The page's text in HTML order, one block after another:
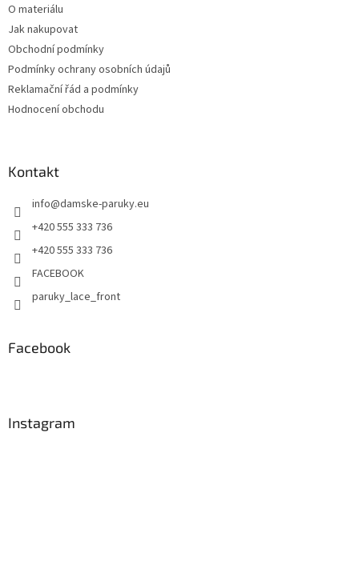
O materiálu
Jak nakupovat
Obchodní podmínky
Podmínky ochrany osobních údajů
Reklamační řád a podmínky
Hodnocení obchodu
Kontakt
info@damske-paruky.eu
+420 555 333 736
+420 555 333 736
FACEBOOK
paruky_lace_front
Facebook
Instagram